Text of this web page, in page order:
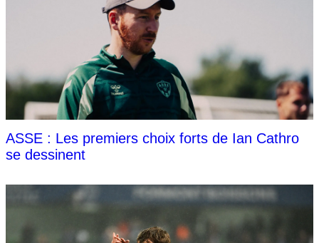
ASSE : Les premiers choix forts de Ian Cathro
se dessinent